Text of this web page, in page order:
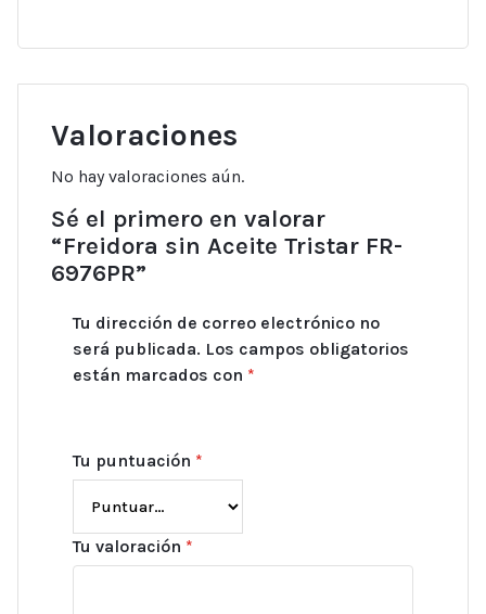
Valoraciones
No hay valoraciones aún.
Sé el primero en valorar
“Freidora sin Aceite Tristar FR-
6976PR”
Tu dirección de correo electrónico no
será publicada. Los campos obligatorios
están marcados con *
Tu puntuación *
Tu valoración *